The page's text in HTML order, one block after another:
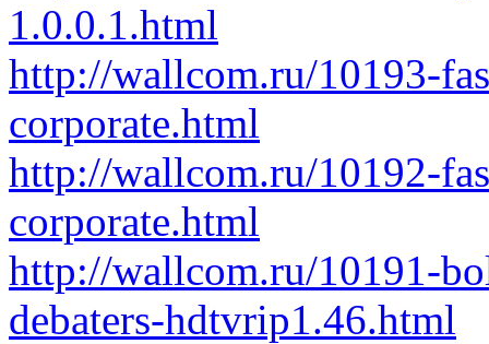
1.0.0.1.html
http://wallcom.ru/10193-
corporate.html
http://wallcom.ru/10192-
corporate.html
http://wallcom.ru/10191-
debaters-hdtvrip1.46.html